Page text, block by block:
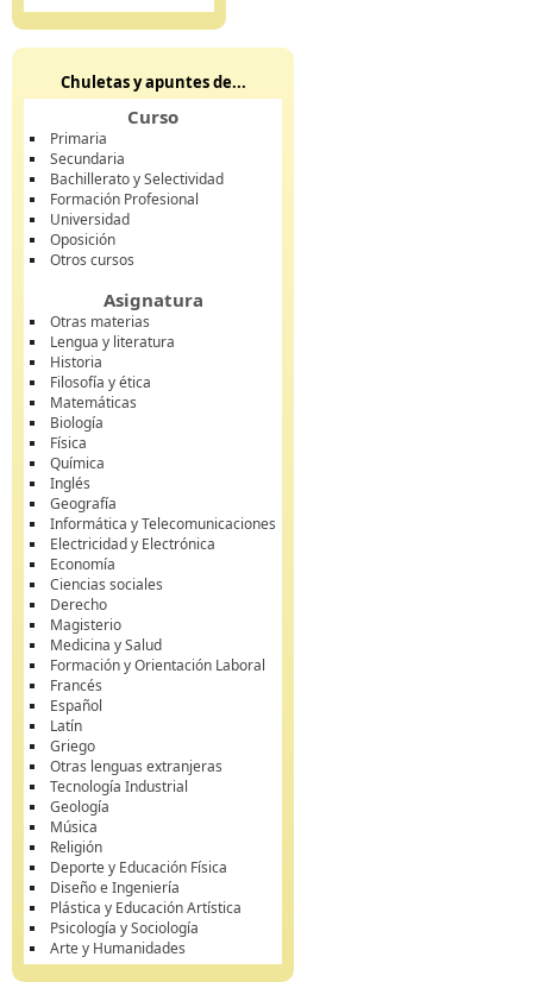
Chuletas y apuntes de...
Curso
Primaria
Secundaria
Bachillerato y Selectividad
Formación Profesional
Universidad
Oposición
Otros cursos
Asignatura
Otras materias
Lengua y literatura
Historia
Filosofía y ética
Matemáticas
Biología
Física
Química
Inglés
Geografía
Informática y Telecomunicaciones
Electricidad y Electrónica
Economía
Ciencias sociales
Derecho
Magisterio
Medicina y Salud
Formación y Orientación Laboral
Francés
Español
Latín
Griego
Otras lenguas extranjeras
Tecnología Industrial
Geología
Música
Religión
Deporte y Educación Física
Diseño e Ingeniería
Plástica y Educación Artística
Psicología y Sociología
Arte y Humanidades